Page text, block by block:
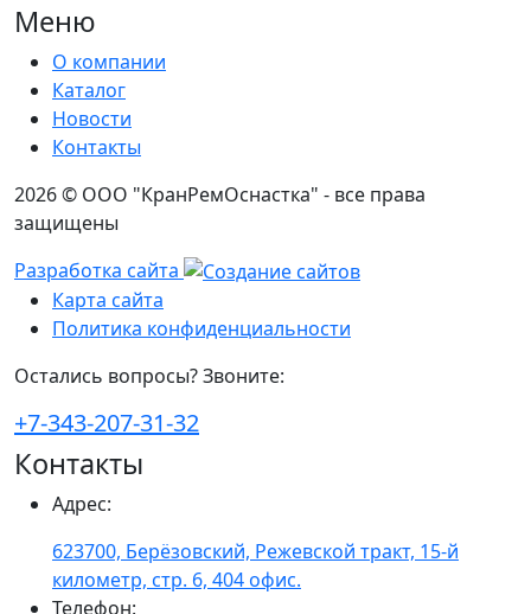
Меню
О компании
Каталог
Новости
Контакты
2026 © ООО "КранРемОснастка" - все права
защищены
Разработка сайта
Карта сайта
Политика конфиденциальности
Остались вопросы? Звоните:
+7-343-207-31-32
Контакты
Адрес:
623700, Берёзовский, Режевской тракт, 15-й
километр, стр. 6, 404 офис.
Телефон: